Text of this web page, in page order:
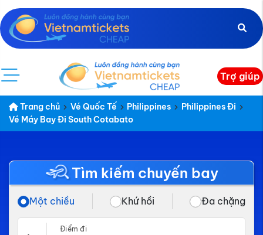
Trợ giúp
Trang chủ Vé Quốc Tế Philippines
Philippines Đi
Vé Máy Bay Đi South Cotabato
Tìm kiếm chuyến bay
Một chiều Khứ hồi Đa chặng
Điểm đi